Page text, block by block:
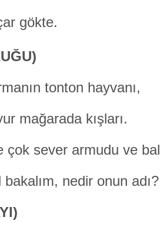
gökte.
tonton hayvanı,
mağarada kışları.
çok sever armudu ve
bakalım, nedir onun adı?